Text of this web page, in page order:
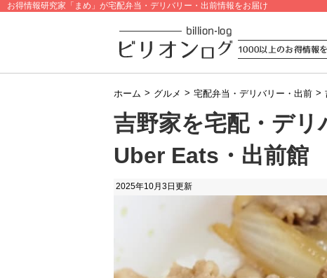
お得情報研究家「まめ」が宅配弁当・デリバリー・出前情報をお届け
ホーム > グルメ > 宅配弁当・デリバリー・出前 >
吉野家を宅配・デリ
Uber Eats・出前館
2025年10月3日 更新